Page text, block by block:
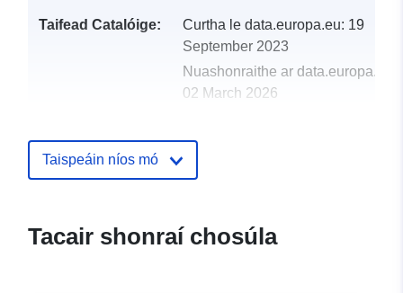
Taifead Catalóige: Curtha le data.europa.eu: 19
September 2023
Nuashonraithe ar data.europa.eu:
02 March 2026
uriRef:
http://data.europa.eu/88u/
Taispeáin níos mó
Tacair shonraí chosúla